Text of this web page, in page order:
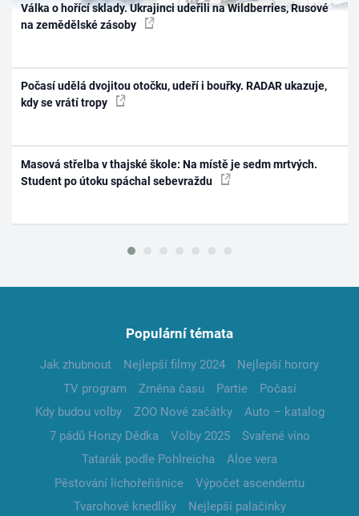
Válka o hořící sklady. Ukrajinci udeřili na Wildberries, Rusové
na zemědělské zásoby
Počasí udělá dvojitou otočku, udeří i bouřky. RADAR ukazuje,
kdy se vrátí tropy
Masová střelba v thajské škole: Na místě je sedm mrtvých.
Student po útoku spáchal sebevraždu
Populární témata
Jak zhubnout Nejlepší filmy 2024
Nejlepší horory
TV program
Změna času Partie
Počasí
Kdy budou volby
ZOO Nové začátky
Auto – katalog
7 pádů Honzy Dědka
Volby 2025
Svařené víno
Tatarák podle Pohlreicha
Aloe vera
Pěstování lichořeřišnice
Výpočet ascendentu
Tvarohové knedlíky
Nejlepší palačinky